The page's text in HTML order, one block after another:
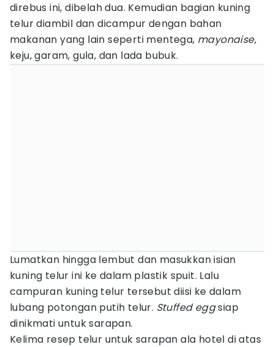
direbus ini, dibelah dua. Kemudian bagian kuning
telur diambil dan dicampur dengan bahan
makanan yang lain seperti mentega, mayonaise,
keju, garam, gula, dan lada bubuk.
Lumatkan hingga lembut dan masukkan isian
kuning telur ini ke dalam plastik spuit. Lalu
campuran kuning telur tersebut diisi ke dalam
lubang potongan putih telur. Stuffed eggsiap
dinikmati untuk sarapan.
Kelima resep telur untuk sarapan ala hotel di atas